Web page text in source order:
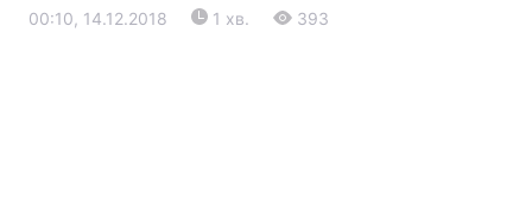
00:10, 14.12.2018 1 хв. 393